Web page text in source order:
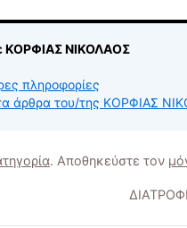
ΚΟΡΦΙΑΣ ΝΙΚΟΛΑΟΣ
πληροφορίες
άρθρα του/της ΚΟΡΦΙΑΣ
. Αποθηκεύστε τον